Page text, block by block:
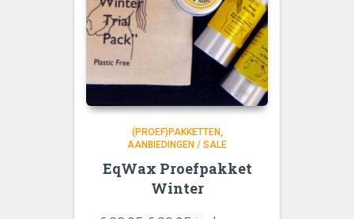
(PROEF)PAKKETTEN
AANBIEDINGEN / SALE
EqWax Proefpakket
Winter